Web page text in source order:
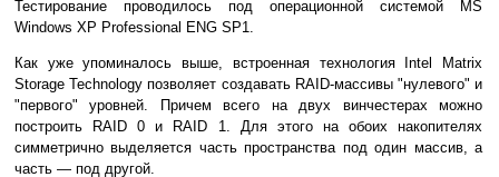
Тестирование проводилось под операционной системой MS
Windows XP Professional ENG SP1.
Как уже упоминалось выше, встроенная технология Intel Matrix
Storage Technology позволяет создавать RAID-массивы "нулевого" и
"первого" уровней. Причем всего на двух винчестерах можно
построить RAID 0 и RAID 1. Для этого на обоих накопителях
симметрично выделяется часть пространства под один массив, а
часть — под другой.